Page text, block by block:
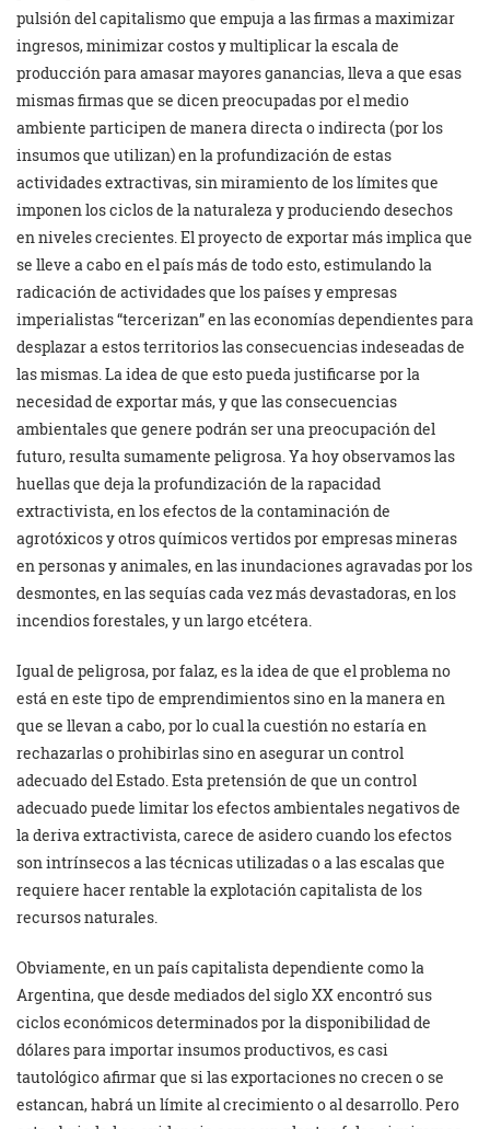
pulsión del capitalismo que empuja a las firmas a maximizar
ingresos, minimizar costos y multiplicar la escala de
producción para amasar mayores ganancias, lleva a que esas
mismas firmas que se dicen preocupadas por el medio
ambiente participen de manera directa o indirecta (por los
insumos que utilizan) en la profundización de estas
actividades extractivas, sin miramiento de los límites que
imponen los ciclos de la naturaleza y produciendo desechos
en niveles crecientes. El proyecto de exportar más implica que
se lleve a cabo en el país más de todo esto, estimulando la
radicación de actividades que los países y empresas
imperialistas “tercerizan” en las economías dependientes para
desplazar a estos territorios las consecuencias indeseadas de
las mismas. La idea de que esto pueda justificarse por la
necesidad de exportar más, y que las consecuencias
ambientales que genere podrán ser una preocupación del
futuro, resulta sumamente peligrosa. Ya hoy observamos las
huellas que deja la profundización de la rapacidad
extractivista, en los efectos de la contaminación de
agrotóxicos y otros químicos vertidos por empresas mineras
en personas y animales, en las inundaciones agravadas por los
desmontes, en las sequías cada vez más devastadoras, en los
incendios forestales, y un largo etcétera.
Igual de peligrosa, por falaz, es la idea de que el problema no
está en este tipo de emprendimientos sino en la manera en
que se llevan a cabo, por lo cual la cuestión no estaría en
rechazarlas o prohibirlas sino en asegurar un control
adecuado del Estado. Esta pretensión de que un control
adecuado puede limitar los efectos ambientales negativos de
la deriva extractivista, carece de asidero cuando los efectos
son intrínsecos a las técnicas utilizadas o a las escalas que
requiere hacer rentable la explotación capitalista de los
recursos naturales.
Obviamente, en un país capitalista dependiente como la
Argentina, que desde mediados del siglo XX encontró sus
ciclos económicos determinados por la disponibilidad de
dólares para importar insumos productivos, es casi
tautológico afirmar que si las exportaciones no crecen o se
estancan, habrá un límite al crecimiento o al desarrollo. Pero